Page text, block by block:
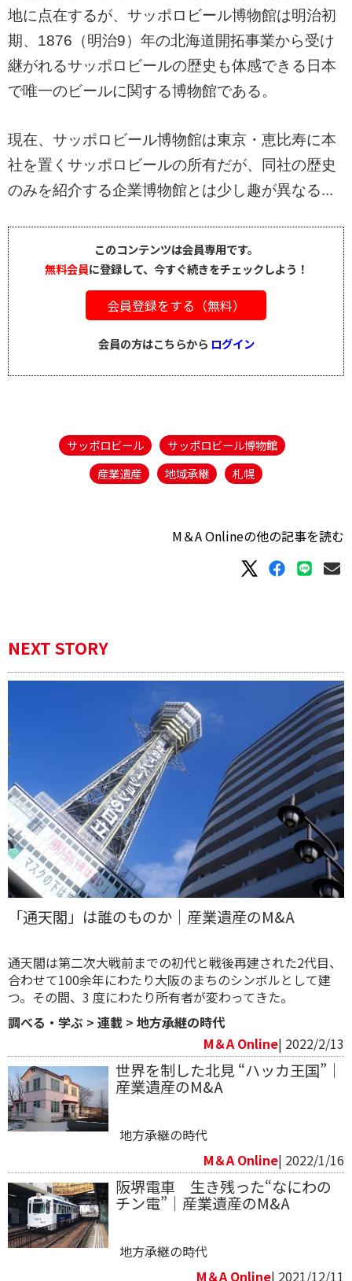
地に点在するが、サッポロビール博物館は明治初
期、1876（明治9）年の北海道開拓事業から受け
継がれるサッポロビールの歴史も体感できる日本
で唯一のビールに関する博物館である。
現在、サッポロビール博物館は東京・恵比寿に本
社を置くサッポロビールの所有だが、同社の歴史
のみを紹介する企業博物館とは少し趣が異なる...
このコンテンツは会員専用です。
無料会員に登録して、今すぐ続きをチェックしよう！
会員登録をする（無料）
会員の方はこちらから ログイン
サッポロビール
サッポロビール博物館
産業遺産
地域承継 札幌
M＆A Onlineの他の記事を読む
NEXT STORY
「通天閣」は誰のものか｜産業遺産のM&A
通天閣は第二次大戦前までの初代と戦後再建された2代目、
合わせて100余年にわたり大阪のまちのシンボルとして建
つ。その間、3 度にわたり所有者が変わってきた。
調べる・学ぶ > 連載 > 地方承継の時代
M＆A Online| 2022/2/13
世界を制した北見 “ハッカ王国”｜
産業遺産のM&A
地方承継の時代
M＆A Online| 2022/1/16
阪堺電車 生き残った“なにわの
チン電”｜産業遺産のM&A
地方承継の時代
M＆A Online| 2021/12/11